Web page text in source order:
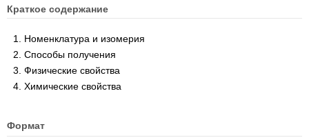
Краткое содержание
Номенклатура и изомерия
Способы получения
Физические свойства
Химические свойства
Формат